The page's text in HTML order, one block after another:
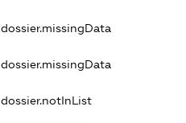
dossier.missingData
dossier.missingData
dossier.notInList